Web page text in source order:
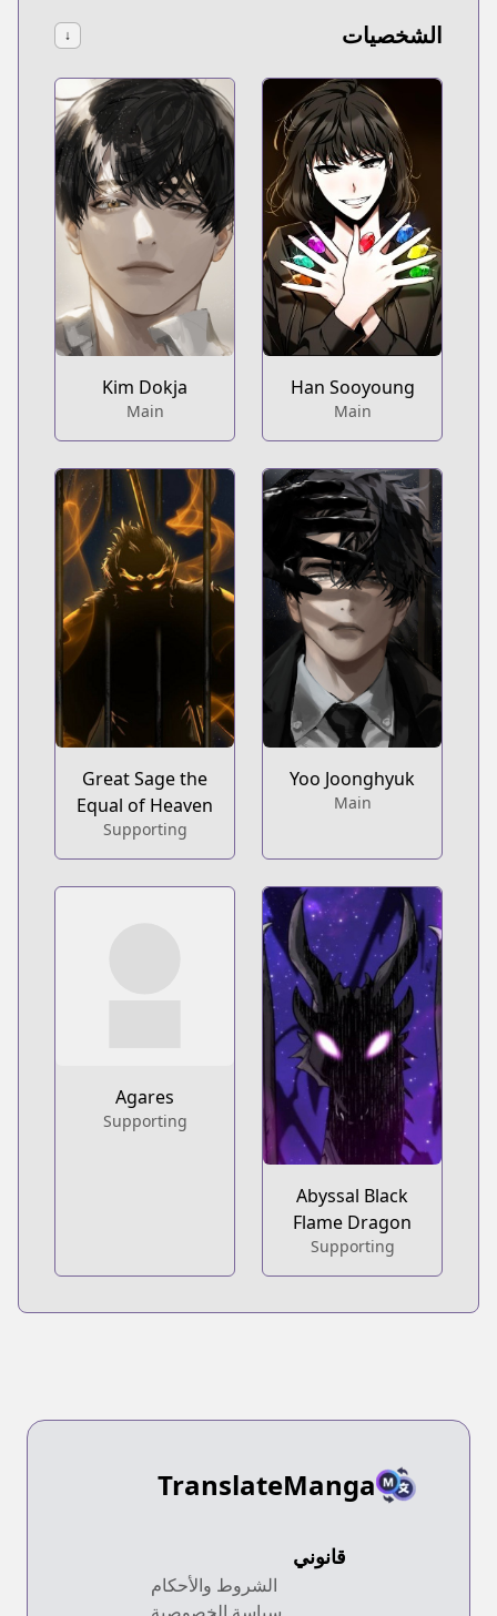
الشخصيات ↓
Han Sooyoung
Main
Kim Dokja
Main
Yoo Joonghyuk
Main
Great Sage the
Equal of Heaven
Supporting
Abyssal Black
Flame Dragon
Supporting
Agares
Supporting
TranslateManga
قانوني
الشروط والأحكام